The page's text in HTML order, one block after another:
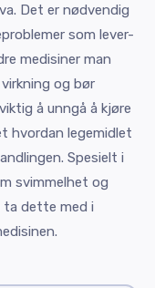
Det er nødvendig
som lever-
medisiner man
virkning og bør
å unngå å kjøre
hvordan legemidlet
Spesielt i
svimmelhet og
dette med i